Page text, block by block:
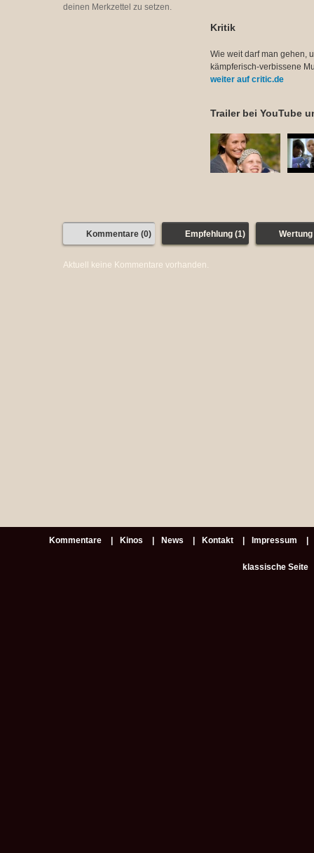
deinen Merkzettel zu setzen.
Kritik
Wie weit darf man gehen,
kämpferisch-verbissene
weiter auf critic.de
Trailer bei YouTube
Kommentare (0) Empfehlung (1) Wertung
Aktuell keine Kommentare vorhanden.
Kommentare Kinos News Kontakt Impressum
klassische Seite